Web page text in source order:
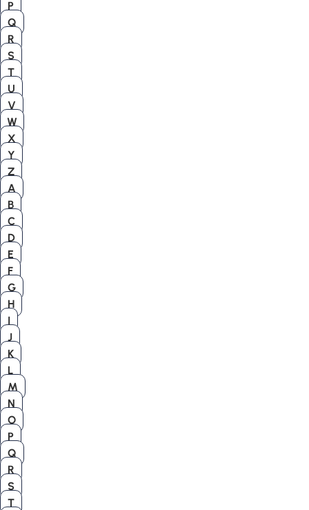
P
Q
R
S
T
U
V
W
X
Y
Z
A
B
C
D
E
F
G
H
I
J
K
L
M
N
O
P
Q
R
S
T